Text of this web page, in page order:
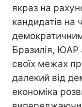
якраз на
кандидатів на
Бразилія, ЮАР
своїх межах
далекий від
економіка